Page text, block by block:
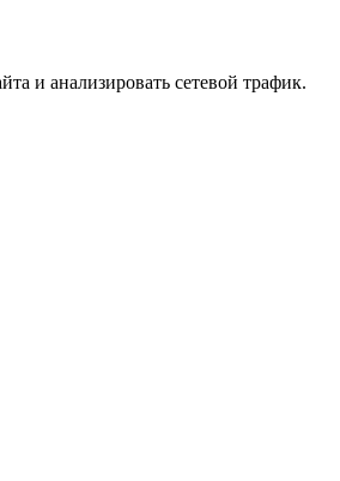
и анализировать сетевой трафик.